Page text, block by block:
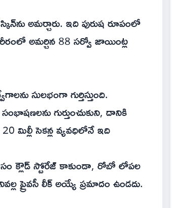
అమర్చారు. ఇది పురుష రూపంలో
అమర్చిన 88 సర్వో జాయింట్ల
సులభంగా గుర్తిస్తుంది.
గుర్తుంచుకుని, దానికి
మిల్లీ సెకన్ల వ్యవధిలోనే ఇది
క్లౌడ్ స్టోరేజ్ కాకుండా, రోబో లోపల
ప్రైవసీ లీక్ అయ్యే ప్రమాదం ఉండదు.